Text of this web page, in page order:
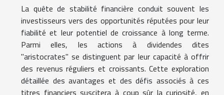
La quête de stabilité financière conduit souvent les
investisseurs vers des opportunités réputées pour leur
fiabilité et leur potentiel de croissance à long terme.
Parmi elles, les actions à dividendes dites
"aristocrates" se distinguent par leur capacité à offrir
des revenus réguliers et croissants. Cette exploration
détaillée des avantages et des défis associés à ces
titres financiers suscitera à coup sûr la curiosité, en